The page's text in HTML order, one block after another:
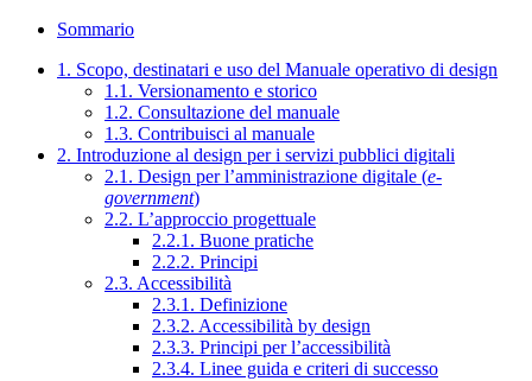
Sommario
1. Scopo, destinatari e uso del Manuale operativo di design
1.1. Versionamento e storico
1.2. Consultazione del manuale
1.3. Contribuisci al manuale
2. Introduzione al design per i servizi pubblici digitali
2.1. Design per l’amministrazione digitale (e-
government)
2.2. L’approccio progettuale
2.2.1. Buone pratiche
2.2.2. Principi
2.3. Accessibilità
2.3.1. Definizione
2.3.2. Accessibilità by design
2.3.3. Principi per l’accessibilità
2.3.4. Linee guida e criteri di successo